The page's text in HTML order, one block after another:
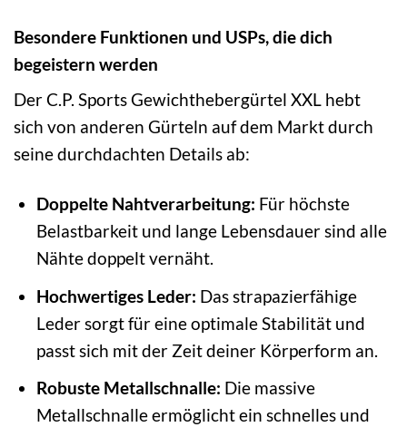
Besondere Funktionen und USPs, die dich
begeistern werden
Der C.P. Sports Gewichthebergürtel XXL hebt
sich von anderen Gürteln auf dem Markt durch
seine durchdachten Details ab:
Doppelte Nahtverarbeitung: Für höchste
Belastbarkeit und lange Lebensdauer sind alle
Nähte doppelt vernäht.
Hochwertiges Leder: Das strapazierfähige
Leder sorgt für eine optimale Stabilität und
passt sich mit der Zeit deiner Körperform an.
Robuste Metallschnalle: Die massive
Metallschnalle ermöglicht ein schnelles und